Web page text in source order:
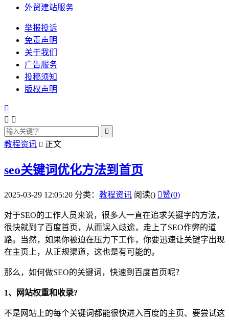
外贸建站服务
举报投诉
免责声明
关于我们
广告服务
投稿须知
版权声明

 

教程资讯  正文
seo关键词优化方法到首页
2025-03-29 12:05:20 分类： 教程资讯 阅读() 赞(0)
对于SEO的工作人员来说，很多人一直在追求关键字的方法，
很快就到了百度首页，从而误入歧途，走上了SEO作弊的道
路。当然，如果你被迫在压力下工作，你要迅速让关键字出现
在主页上，从正规渠道，这也是有可能的。
那么，如何做SEO的关键词，快速到百度首页呢？
1、网站权重和收录?
不是网站上的每个关键词都能很快进入百度的主页、要尝试这